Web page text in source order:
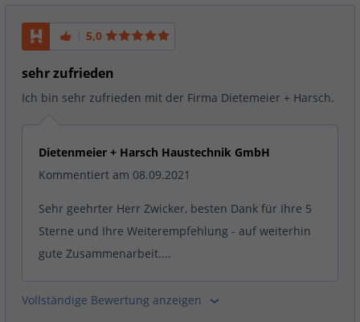
5,0
sehr zufrieden
Ich bin sehr zufrieden mit der Firma Dietemeier + Harsch.
Dietenmeier + Harsch Haustechnik GmbH
Kommentiert am 08.09.2021
Sehr geehrter Herr Zwicker, besten Dank für Ihre 5
Sterne und Ihre Weiterempfehlung - auf weiterhin
gute Zusammenarbeit....
Vollständige Bewertung anzeigen